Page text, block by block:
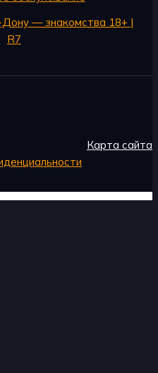
— знакомства 18+ |
R7
Карта сайта